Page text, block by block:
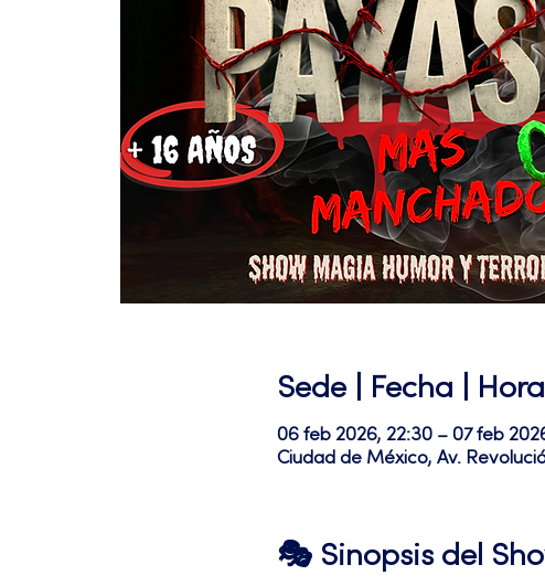
Sede | Fecha |
06 feb 2026, 22:30 – 07 feb
Ciudad de México, Av.
🎭 Sinopsis del